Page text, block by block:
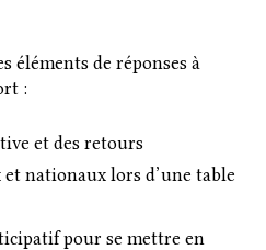
éléments de réponses à
:
et des retours
et nationaux lors d’une table
pour se mettre en